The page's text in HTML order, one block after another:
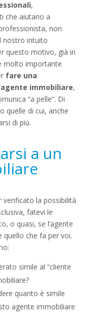
,
che aiutano a
non
nostro intuito
questo motivo, già in
molto importante
fare una
immobiliare,
“a pelle”. Di
quelle di cui, anche
di più.
a un
verificato la possibilità
fatevi le
o quasi, se l’agente
quello che fa per voi.
simile al “cliente
quanto è simile
agente immobiliare